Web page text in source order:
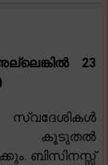
23
കൂടുതൽ
ബിസിനസ്സ്